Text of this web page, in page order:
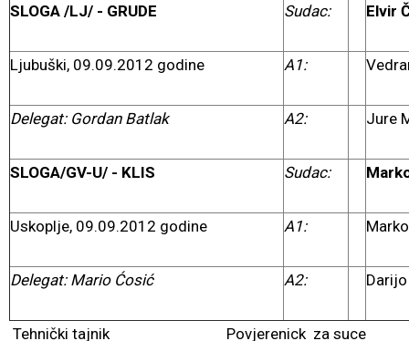
SLOGA /LJ/ - GRUDE Sudac: Elvir
Ljubuški, 09.09.2012 godine A1:
Delegat: Gordan Batlak A2: Jure
SLOGA/GV-U/ - KLIS Sudac:
Uskoplje, 09.09.2012 godine A1:
Delegat: Mario Ćosić A2:
Tehnički tajnik Povjerenick za suce